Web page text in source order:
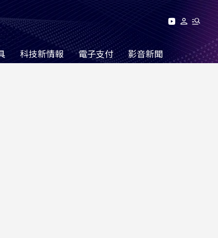
科技新情報 電子支付 影音新聞